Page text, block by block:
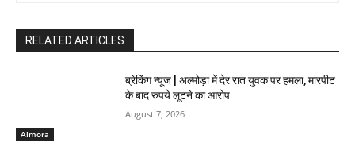
RELATED ARTICLES
Almora
ब्रेकिंग न्यूज | अल्मोड़ा में देर रात युवक पर हमला, मारपीट
के बाद रुपये लूटने का आरोप
August 7, 2026